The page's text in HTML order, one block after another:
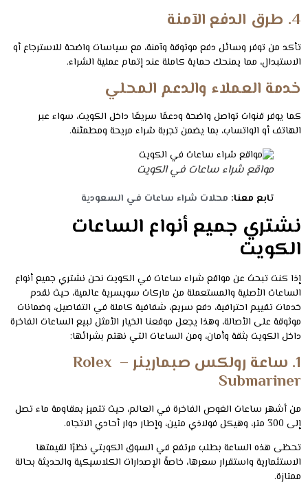
4. طرق الدفع الآمنة
تأكد من توفر وسائل دفع موثوقة وآمنة، مع سياسات واضحة للاسترجاع أو
الاستبدال، مما يمنحك حماية كاملة عند إتمام عملية الشراء.
خدمة العملاء والدعم المحلي
كما يوفر قنوات تواصل واضحة ودعمًا سريعًا داخل الكويت، سواء عبر
الهاتف أو الواتساب، بما يضمن تجربة شراء مريحة ومطمئنة.
مواقع شراء ساعات في الكويت
تابع معنا: محلات شراء ساعات في السعودية
نشتري جميع أنواع الساعات
الكويت
إذا كنت تبحث عن مواقع شراء ساعات في الكويت نحن نشتري جميع أنواع
الساعات الأصلية والمستعملة من ماركات سويسرية عالمية، حيث نقدم
خدمات تقييم احترافية، دفع سريع، شفافية كاملة في التفاصيل، وضمانات
موثوقة على الأصالة، وهذا يجعل موقعنا الخيار الأمثل لبيع الساعات الفاخرة
داخل الكويت بثقة وأمان، ومن الساعات التي نهتم بشرائها:
1. ساعة رولكس صبمارينر – Rolex
Submariner
من أشهر ساعات الغوص الفاخرة في العالم، حيث تتميز بمقاومة ماء تصل
إلى 300 متر، وهيكل فولاذي متين، وإطار دوار أحادي الاتجاه.
تحظى هذه الساعة بطلب مرتفع في السوق الكويتي نظرًا لقيمتها
الاستثمارية واستقرار سعرها، خاصةً الإصدارات الكلاسيكية والحديثة بحالة
ممتازة.